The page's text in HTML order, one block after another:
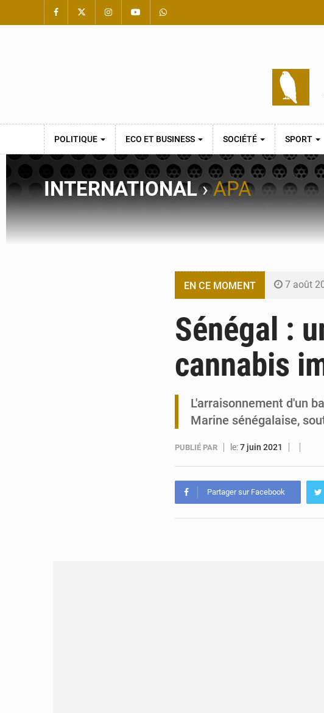
POLITIQUE ECO ET BUSINESS SOCIÉTÉ SPORT
INTERNATIONAL›APA
EN CE MOMENT 7 août
5 août
5 août
Sénégal :
cannabis
L'arraisonnement d'un
Marine sénégalaise,
PUBLIÉ PAR le:7 juin 2021
Partager sur Facebook